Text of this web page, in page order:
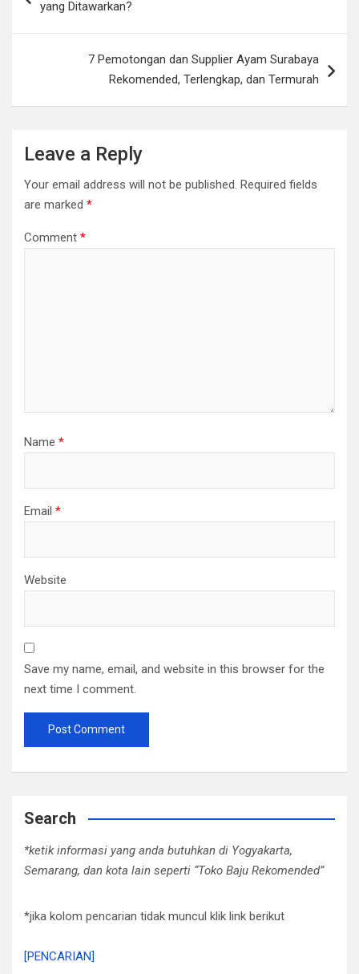
yang Ditawarkan?
7 Pemotongan dan Supplier Ayam Surabaya
Rekomended, Terlengkap, dan Termurah
Leave a Reply
Your email address will not be published. Required fields
are marked *
Comment *
Name *
Email *
Website
Save my name, email, and website in this browser for the
next time I comment.
Search
*ketik informasi yang anda butuhkan di Yogyakarta,
Semarang, dan kota lain seperti “Toko Baju Rekomended”
*jika kolom pencarian tidak muncul klik link berikut
[PENCARIAN]